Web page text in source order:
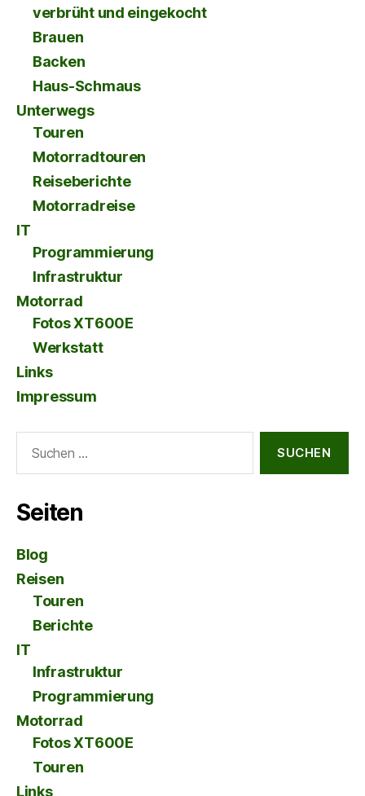
verbrüht und eingekocht
Brauen
Backen
Haus-Schmaus
Unterwegs
Touren
Motorradtouren
Reiseberichte
Motorradreise
IT
Programmierung
Infrastruktur
Motorrad
Fotos XT600E
Werkstatt
Links
Impressum
nach:
Seiten
Blog
Reisen
Touren
Berichte
IT
Infrastruktur
Programmierung
Motorrad
Fotos XT600E
Touren
Links